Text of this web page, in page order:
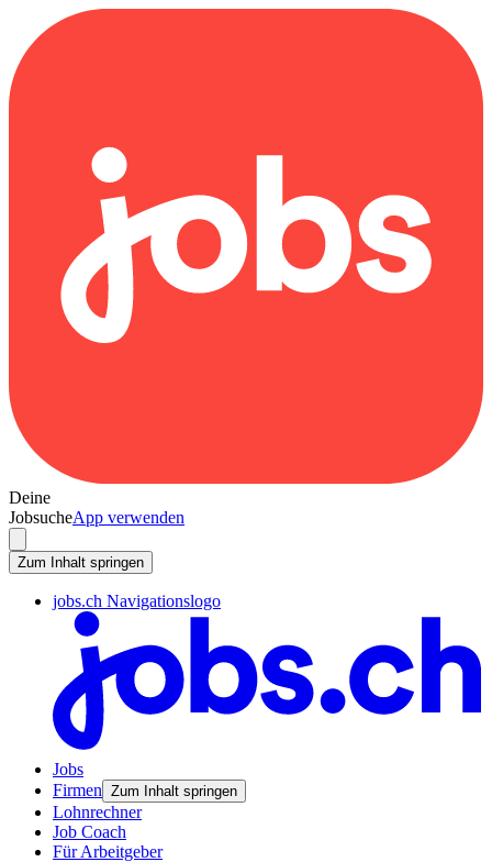
Deine
JobsucheApp verwenden
Zum Inhalt springen
jobs.ch Navigationslogo
Jobs
Firmen Zum Inhalt springen
Lohnrechner
Job Coach
Für Arbeitgeber